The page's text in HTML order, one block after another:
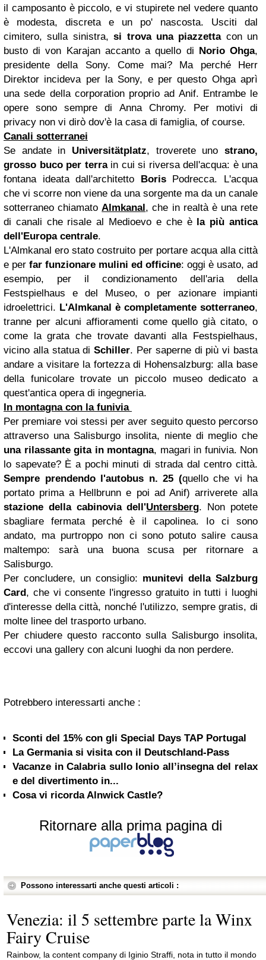
il camposanto è piccolo, e vi stupirete nel vedere quanto
è modesta, discreta e un po' nascosta. Usciti dal
cimitero, sulla sinistra,si trova una piazzetta con un
busto di von Karajan accanto a quello di Norio Ohga,
presidente della Sony. Come mai? Ma perché Herr
Direktor incideva per la Sony, e per questo Ohga aprì
una sede della corporation proprio ad Anif. Entrambe le
opere sono sempre di Anna Chromy. Per motivi di
privacy non vi dirò dov'è la casa di famiglia, of course.
Canali sotterranei
Se andate in Universitätplatz, troverete uno strano,
grosso buco per terrain cui si riversa dell'acqua: è una
fontana ideata dall'architetto BorisPodrecca. L'acqua
che vi scorre non viene da una sorgente ma da un canale
sotterraneo chiamatoAlmkanal, che in realtà è una rete
di canali che risale al Medioevo e che è la più antica
dell'Europa centrale.
L'Almkanal ero stato costruito per portare acqua alla città
e per far funzionare mulini ed officine: oggi è usato, ad
esempio, per il condizionamento dell'aria della
Festspielhaus e del Museo, o per azionare impianti
idroelettrici. L'Almkanal è completamente sotterraneo,
tranne per alcuni affioramenti come quello già citato, o
come la grata che trovate davanti alla Festspielhaus,
vicino alla statua diSchiller. Per saperne di più vi basta
andare a visitare la fortezza di Hohensalzburg: alla base
della funicolare trovate un piccolo museo dedicato a
quest'antica opera di ingegneria.
In montagna con la funivia
Per premiare voi stessi per aver seguito questo percorso
attraverso una Salisburgo insolita, niente di meglio che
una rilassante gita in montagna, magari in funivia. Non
lo sapevate? È a pochi minuti di strada dal centro città.
Sempre prendendo l'autobus n. 25 (quello che vi ha
portato prima a Hellbrunn e poi ad Anif) arriverete alla
stazione della cabinovia dell'Untersberg. Non potete
sbagliare fermata perché è il capolinea. Io ci sono
andato, ma purtroppo non ci sono potuto salire causa
maltempo: sarà una buona scusa per ritornare a
Salisburgo.
Per concludere, un consiglio: munitevi della Salzburg
Card, che vi consente l'ingresso gratuito in tutti i luoghi
d'interesse della città, nonché l'utilizzo, sempre gratis, di
molte linee del trasporto urbano.
Per chiudere questo racconto sulla Salisburgo insolita,
eccovi una gallery con alcuni luoghi da non perdere.
Potrebbero interessarti anche :
Sconti del 15% con gli Special Days TAP Portugal
La Germania si visita con il Deutschland-Pass
Vacanze in Calabria sullo Ionio all’insegna del relax
e del divertimento in...
Cosa vi ricorda Alnwick Castle?
Ritornare alla prima pagina di
Possono interessarti anche questi articoli :
Venezia: il 5 settembre parte la Winx
Fairy Cruise
Rainbow, la content company di Iginio Straffi, nota in tutto il mondo